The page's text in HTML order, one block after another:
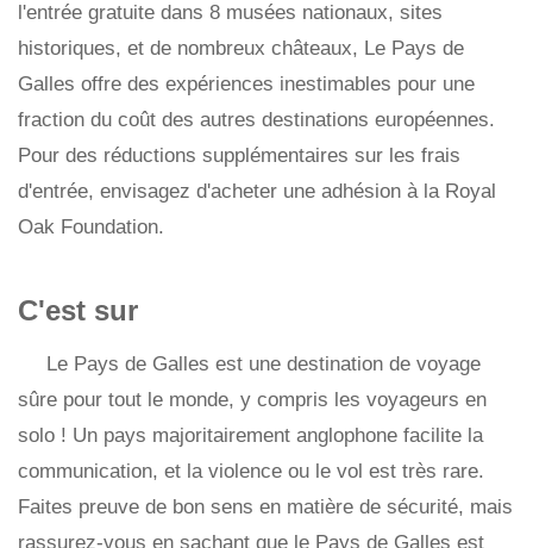
l'entrée gratuite dans 8 musées nationaux, sites
historiques, et de nombreux châteaux, Le Pays de
Galles offre des expériences inestimables pour une
fraction du coût des autres destinations européennes.
Pour des réductions supplémentaires sur les frais
d'entrée, envisagez d'acheter une adhésion à la Royal
Oak Foundation.
C'est sur
Le Pays de Galles est une destination de voyage
sûre pour tout le monde, y compris les voyageurs en
solo ! Un pays majoritairement anglophone facilite la
communication, et la violence ou le vol est très rare.
Faites preuve de bon sens en matière de sécurité, mais
rassurez-vous en sachant que le Pays de Galles est